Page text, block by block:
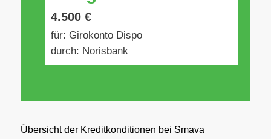
4.500 €
für: Girokonto Dispo
durch: Norisbank
Übersicht der Kreditkonditionen bei Smava